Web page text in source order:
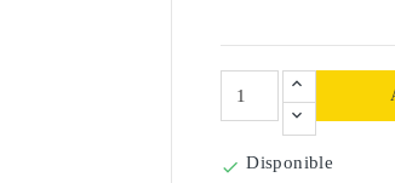
 Disponible